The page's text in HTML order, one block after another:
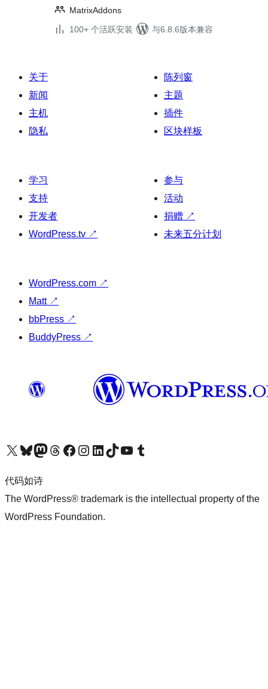
MatrixAddons
100+ 个活跃安装
与6.8.6版本兼容
关于
新闻
主机
隐私
陈列窗
主题
插件
区块样板
学习
支持
开发者
WordPress.tv ↗
参与
活动
捐赠 ↗
未来五分计划
WordPress.com ↗
Matt ↗
bbPress ↗
BuddyPress ↗
关注我们的 X（原 Twitter）账号访问我们的 Bluesky 账号关注我们的 Mastodon 账号访问我们的 Threads 账号 访问我们的 Facebook 公共主页关注我们的 Instagram 账号 关注我们的 LinkedIn 主页访问我们的 TikTok 账号访问我们的 YouTube 频道 访问我们的 Tumblr 账号
代码如诗
The WordPress® trademark is the intellectual property of the
WordPress Foundation.